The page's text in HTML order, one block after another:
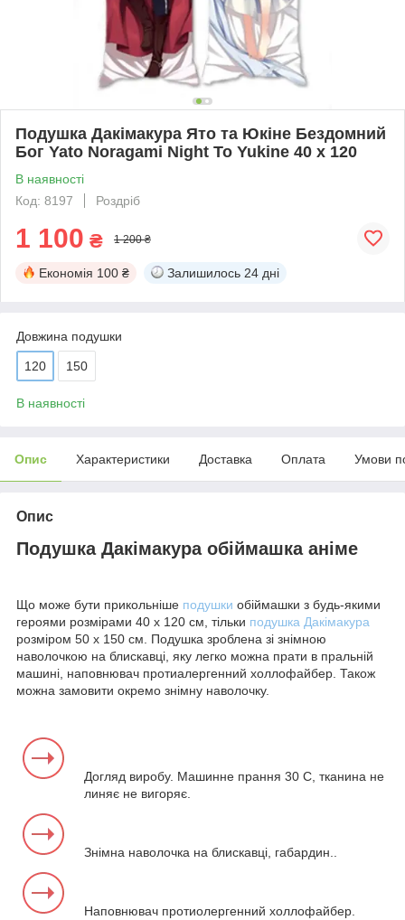
Подушка Дакімакура Ято та Юкіне Бездомний
Бог Yato Noragami Night To Yukine 40 х 120
В наявності
Код: 8197
Роздріб
1 100 ₴ 1 200 ₴
Економія 100 ₴ Залишилось 24 дні
Довжина подушки
120 150
В наявності
Опис Характеристики Доставка Оплата Умови
Опис
Подушка Дакімакура обіймашка аніме
Що може бути прикольніше подушки обіймашки з будь-якими
героями розмірами 40 х 120 см, тільки подушка Дакімакура
розміром 50 х 150 см. Подушка зроблена зі знімною
наволочкою на блискавці, яку легко можна прати в пральній
машині, наповнювач протиалергенний холлофайбер. Також
можна замовити окремо знімну наволочку.
Догляд виробу. Машинне прання 30 С, тканина не
линяє не вигоряє.
Знімна наволочка на блискавці, габардин..
Наповнювач протиолергенний холлофайбер.